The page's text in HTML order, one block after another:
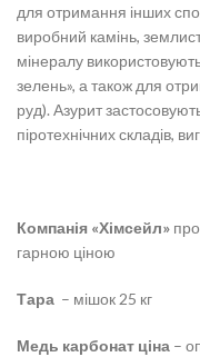
для отримання інших
виробний камінь,
мінералу
зелень», а також для
руд). Азурит
піротехнічних складів,
Компанія «Хімсейл»
гарною ціною
Тара – мішок 25 кг
Медь карбонат ціна –